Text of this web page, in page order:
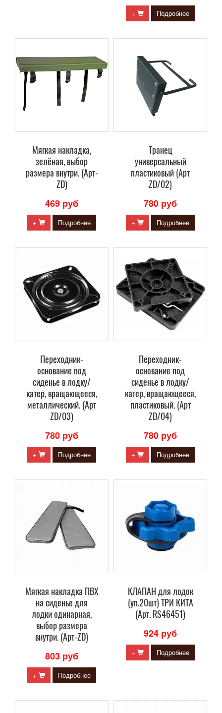
+ Подробнее
Мягкая накладка,
зелёная, выбор
размера внутри. (Арт-
ZD)
469 руб
+ Подробнее
Транец
универсальный
пластиковый (Арт
ZD/02)
780 руб
+ Подробнее
Переходник-
основание под
сиденье в лодку/
катер, вращающееся,
металлический. (Арт
ZD/03)
780 руб
+ Подробнее
Переходник-
основание под
сиденье в лодку/
катер, вращающееся,
пластиковый. (Арт
ZD/04)
780 руб
+ Подробнее
Мягкая накладка ПВХ
на сиденье для
лодки одинарная,
выбор размера
внутри. (Арт-ZD)
803 руб
+ Подробнее
КЛАПАН для лодок
(уп.20шт) ТРИ КИТА
(Арт. RS46451)
924 руб
+ Подробнее